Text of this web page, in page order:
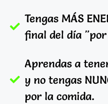
Tengas MÁS
final del día "por
Aprendas a
y no tengas
por la comida.